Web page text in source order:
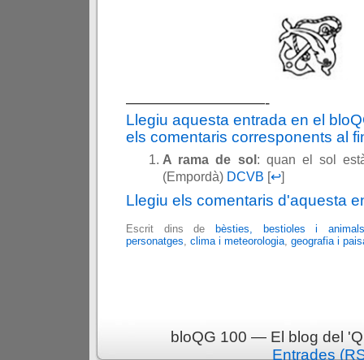
—————————-
Llegiu aquesta entrada en el
els comentaris corresponents al
A rama de sol : quan el sol
(Empordà) DCVB [↩]
Llegiu els comentaris d'aquesta
Escrit dins de
bèsties, bestioles i animals
personatges, clima i meteorologia, geografia i
bloQG 100 — El blog del
Entrades